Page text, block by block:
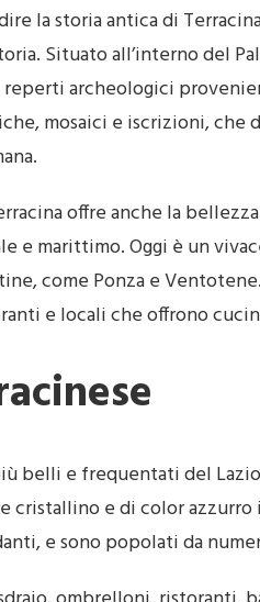
la storia antica di
Situato all’interno del
archeologici
mosaici e iscrizioni,
offre anche la
e marittimo. Oggi è un
come Ponza e
e locali che offrono
belli e frequentati del
cristallino e di color
e sono popolati da